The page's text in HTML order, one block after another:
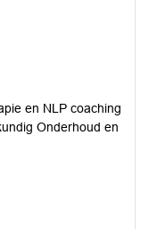
en NLP coaching
Onderhoud en